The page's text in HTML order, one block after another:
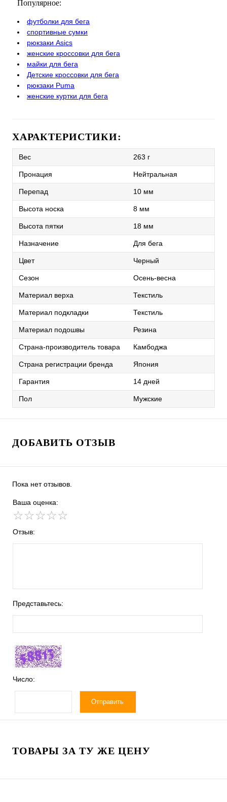
Популярное:
футболки для бега
спортивные сумки
рюкзаки Asics
женские кроссовки для бега
майки для бега
Детские кроссовки для бега
рюкзаки Puma
женские куртки для бега
ХАРАКТЕРИСТИКИ:
Вес 263 г
Пронация Нейтральная
Перепад 10 мм
Высота носка 8 мм
Высота пятки 18 мм
Назначение Для бега
Цвет Черный
Сезон Осень-весна
Материал верха Текстиль
Материал подкладки Текстиль
Материал подошвы Резина
Страна-производитель товара Камбоджа
Страна регистрации бренда Япония
Гарантия 14 дней
Пол Мужские
ДОБАВИТЬ ОТЗЫВ
Пока нет отзывов.
Ваша оценка:
☆☆☆☆☆
★★★★★
Отзыв:
Представьтесь:
Число:
ТОВАРЫ ЗА ТУ ЖЕ ЦЕНУ